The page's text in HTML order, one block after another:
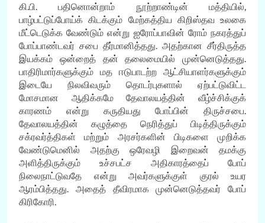
கி.பி. பதினொன்றாம் நூற்றாண்டின் மத்தியில்,
பாழ்பட்டுப்போய்க் கிடக்கும் மேற்கத்திய கிறிஸ்தவ உலகை
மீட்டெடுக்க வேண்டும் என்று ஐரோப்பாவின் ரோம் நகரத்துப்
போப்பாண்டவர் சபை தீர்மானித்தது. அதற்கான சீர்திருத்த
இயக்கம் ஒன்றைத் தன் தலைமையில் முன்னெடுத்தது.
பாதிரிமார்களுக்கும் மத ஈடுபாடற்ற ஆட்சியாளர்களுக்கும்
இடையே நிலவிவரும் தொடர்புகளால் ஏற்பட்டுவிட்ட
மோசமான ஆதிக்கமே தேவாலயத்தின் வீழ்ச்சிக்குக்
காரணம் என்று கருதியது போப்பின் திருச்சபை.
தேவாலயத்தின் கழுத்தை நெரித்துப் பிடித்திருக்கும்
சக்ரவர்த்திகள் மற்றும் அரசர்களின் பிடிகளை முறிக்க
வேண்டுமெனில் அதற்கு ஒரேவழி இறைவன் தமக்கு
அளித்திருக்கும் உச்சபட்ச அதிகாரத்தைப் போப்
நிலைநாட்டுவதே என்று அவர்களுக்குள் குரல் உயர
ஆரம்பித்தது. அதைத் தீவிரமாக முன்னெடுத்தவர் போப்
கிரிகோரி.